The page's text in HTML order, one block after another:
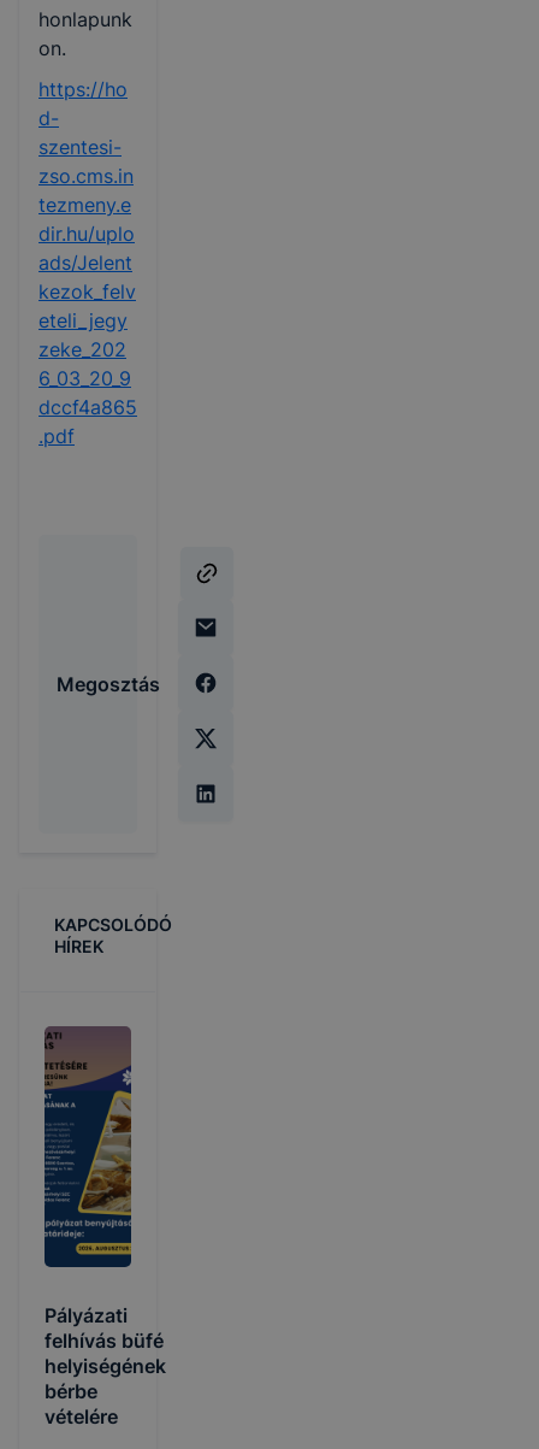
honlapunk
on.
https://ho
d-
szentesi-
zso.cms.in
tezmeny.e
dir.hu/uplo
ads/Jelent
kezok_felv
eteli_jegy
zeke_202
6_03_20_9
dccf4a865
.pdf
Megosztás
KAPCSOLÓDÓ
HÍREK
Pályázati
felhívás büfé
helyiségének
bérbe
vételére